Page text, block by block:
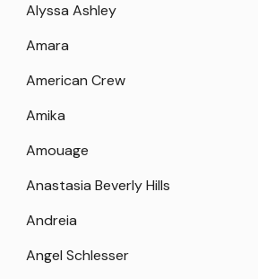
Alyssa Ashley
Amara
American Crew
Amika
Amouage
Anastasia Beverly Hills
Andreia
Angel Schlesser